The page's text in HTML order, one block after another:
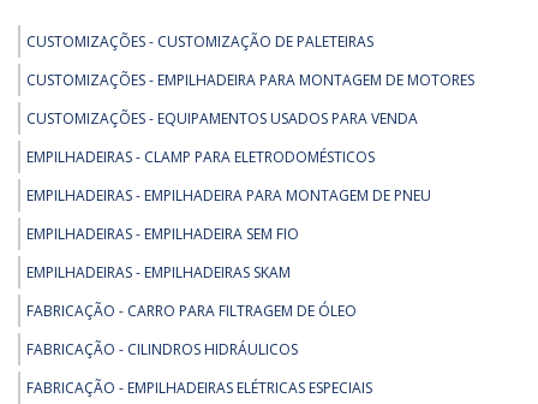
CUSTOMIZAÇÕES - CUSTOMIZAÇÃO DE PALETEIRAS
CUSTOMIZAÇÕES - EMPILHADEIRA PARA MONTAGEM DE MOTORES
CUSTOMIZAÇÕES - EQUIPAMENTOS USADOS PARA VENDA
EMPILHADEIRAS - CLAMP PARA ELETRODOMÉSTICOS
EMPILHADEIRAS - EMPILHADEIRA PARA MONTAGEM DE PNEU
EMPILHADEIRAS - EMPILHADEIRA SEM FIO
EMPILHADEIRAS - EMPILHADEIRAS SKAM
FABRICAÇÃO - CARRO PARA FILTRAGEM DE ÓLEO
FABRICAÇÃO - CILINDROS HIDRÁULICOS
FABRICAÇÃO - EMPILHADEIRAS ELÉTRICAS ESPECIAIS